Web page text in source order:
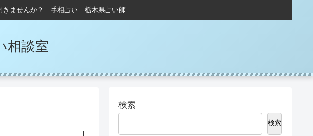
きませんか？ 手相占い 栃木県占い師
相談室
検索
検索